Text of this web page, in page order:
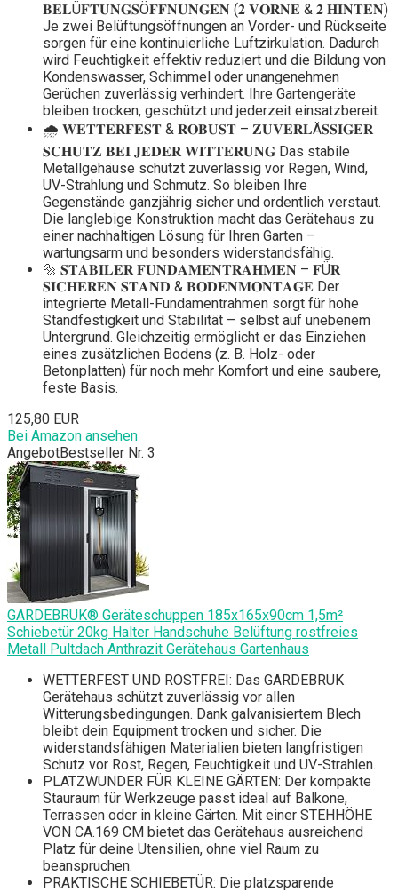
𝐁𝐄𝐋Ü𝐅𝐓𝐔𝐍𝐆𝐒Ö𝐅𝐅𝐍𝐔𝐍𝐆𝐄𝐍 (𝟐 𝐕𝐎𝐑𝐍𝐄 & 𝟐 𝐇𝐈𝐍𝐓𝐄𝐍)
Je zwei Belüftungsöffnungen an Vorder- und Rückseite
sorgen für eine kontinuierliche Luftzirkulation. Dadurch
wird Feuchtigkeit effektiv reduziert und die Bildung von
Kondenswasser, Schimmel oder unangenehmen
Gerüchen zuverlässig verhindert. Ihre Gartengeräte
bleiben trocken, geschützt und jederzeit einsatzbereit.
🌧️ 𝐖𝐄𝐓𝐓𝐄𝐑𝐅𝐄𝐒𝐓 & 𝐑𝐎𝐁𝐔𝐒𝐓 – 𝐙𝐔𝐕𝐄𝐑𝐋Ä𝐒𝐒𝐈𝐆𝐄𝐑
𝐒𝐂𝐇𝐔𝐓𝐙 𝐁𝐄𝐈 𝐉𝐄𝐃𝐄𝐑 𝐖𝐈𝐓𝐓𝐄𝐑𝐔𝐍𝐆 Das stabile
Metallgehäuse schützt zuverlässig vor Regen, Wind,
UV-Strahlung und Schmutz. So bleiben Ihre
Gegenstände ganzjährig sicher und ordentlich verstaut.
Die langlebige Konstruktion macht das Gerätehaus zu
einer nachhaltigen Lösung für Ihren Garten –
wartungsarm und besonders widerstandsfähig.
🔩 𝐒𝐓𝐀𝐁𝐈𝐋𝐄𝐑 𝐅𝐔𝐍𝐃𝐀𝐌𝐄𝐍𝐓𝐑𝐀𝐇𝐌𝐄𝐍 – 𝐅Ü𝐑
𝐒𝐈𝐂𝐇𝐄𝐑𝐄𝐍 𝐒𝐓𝐀𝐍𝐃 & 𝐁𝐎𝐃𝐄𝐍𝐌𝐎𝐍𝐓𝐀𝐆𝐄 Der
integrierte Metall-Fundamentrahmen sorgt für hohe
Standfestigkeit und Stabilität – selbst auf unebenem
Untergrund. Gleichzeitig ermöglicht er das Einziehen
eines zusätzlichen Bodens (z. B. Holz- oder
Betonplatten) für noch mehr Komfort und eine saubere,
feste Basis.
125,80 EUR
Bei Amazon ansehen
AngebotBestseller Nr. 3
GARDEBRUK® Geräteschuppen 185x165x90cm 1,5m²
Schiebetür 20kg Halter Handschuhe Belüftung rostfreies
Metall Pultdach Anthrazit Gerätehaus Gartenhaus
WETTERFEST UND ROSTFREI: Das GARDEBRUK
Gerätehaus schützt zuverlässig vor allen
Witterungsbedingungen. Dank galvanisiertem Blech
bleibt dein Equipment trocken und sicher. Die
widerstandsfähigen Materialien bieten langfristigen
Schutz vor Rost, Regen, Feuchtigkeit und UV-Strahlen.
PLATZWUNDER FÜR KLEINE GÄRTEN: Der kompakte
Stauraum für Werkzeuge passt ideal auf Balkone,
Terrassen oder in kleine Gärten. Mit einer STEHHÖHE
VON CA.169 CM bietet das Gerätehaus ausreichend
Platz für deine Utensilien, ohne viel Raum zu
beanspruchen.
PRAKTISCHE SCHIEBETÜR: Die platzsparende